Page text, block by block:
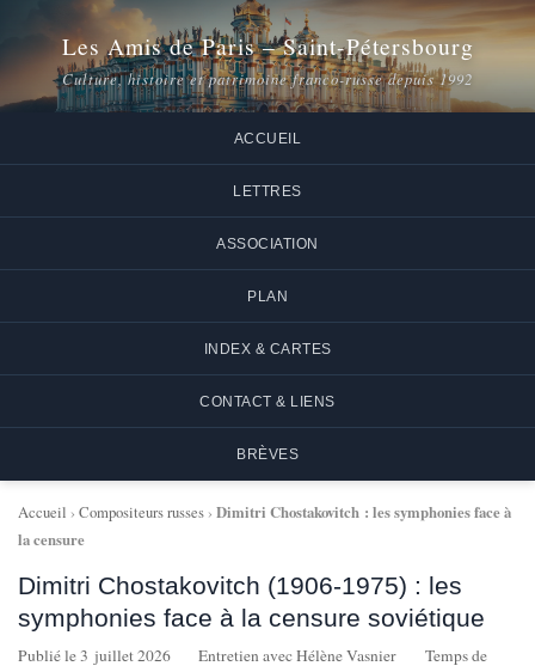
Les Amis de Paris – Saint-Pétersbourg
Culture, histoire et patrimoine franco-russe depuis 1992
ACCUEIL
LETTRES
ASSOCIATION
PLAN
INDEX & CARTES
CONTACT & LIENS
BRÈVES
Accueil › Compositeurs russes › Dimitri Chostakovitch : les symphonies face à
la censure
Dimitri Chostakovitch (1906-1975) : les
symphonies face à la censure soviétique
Publié le 3 juillet 2026 Entretien avec Hélène Vasnier
Temps de